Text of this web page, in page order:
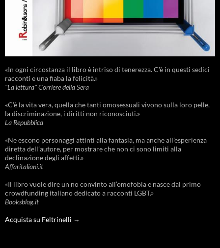
«In ogni circostanza il libro è intriso di tenerezza. C'è in questi sedici
racconti e una fiaba la felicità.»
"La lettura" Corriere della Sera
«C’è la vita vera, quella che tanti omosessuali vivono sulla loro pelle,
la discriminazione, i diritti non riconosciuti.»
La Repubblica
«Ne escono personaggi attinti alla fantasia, ma anche all’esperienza
diretta dell’autore, per mostrare che non ci sono limiti alla
declinazione degli affetti.»
Affaritaliani.it
«Il libro vuole dire un no convinto all’omofobia e nasce dal primo
crowdfunding italiano dedicato a racconti LGBT.»
Booksblog.it
Acquista su Feltrinelli →